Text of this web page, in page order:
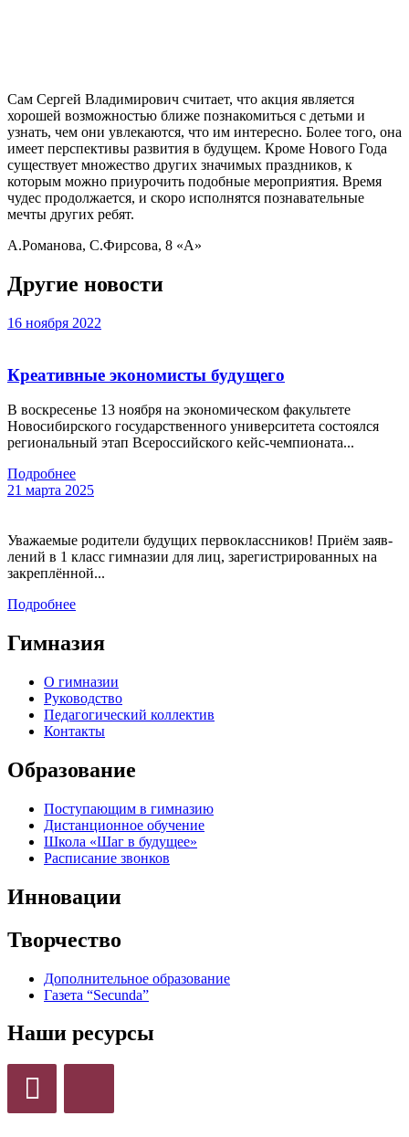
Сам Сергей Владимирович считает, что акция является
хорошей возможностью ближе познакомиться с детьми и
узнать, чем они увлекаются, что им интересно. Более того, она
имеет перспективы развития в будущем. Кроме Нового Года
существует множество других значимых праздников, к
которым можно приурочить подобные мероприятия. Время
чудес продолжается, и скоро исполнятся познавательные
мечты других ребят.
А.Романова, С.Фирсова, 8 «А»
Другие новости
16 ноября 2022
Креативные экономисты будущего
В воскресенье 13 ноября на экономическом факультете
Новосибирского государственного университета состоялся
региональный этап Всероссийского кейс-чемпионата...
Подробнее
21 марта 2025
Уважаемые родители будущих первоклассников! При­ём за­яв­
ле­ний в 1 класс гим­на­зии для лиц, за­регист­ри­рован­ных на
зак­реплён­ной...
Подробнее
Гимназия
О гимназии
Руководство
Педагогический коллектив
Контакты
Образование
Поступающим в гимназию
Дистанционное обучение
Школа «Шаг в будущее»
Расписание звонков
Инновации
Творчество
Дополнительное образование
Газета “Secunda”
Наши ресурсы